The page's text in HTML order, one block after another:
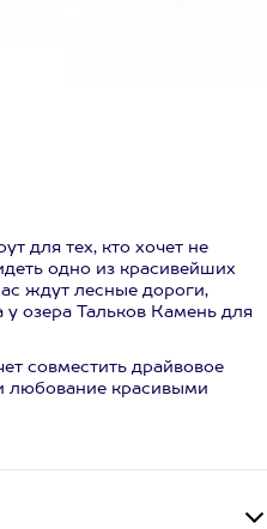
для тех, кто хочет не
одно из красивейших
ждут лесные дороги,
у озера Тальков Камень для
совместить драйвовое
любование красивыми